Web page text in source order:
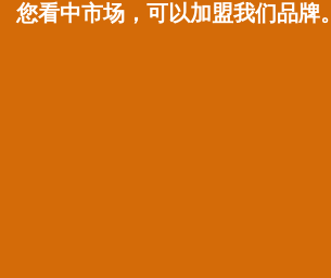
您看中市场，可以加盟我们品牌。